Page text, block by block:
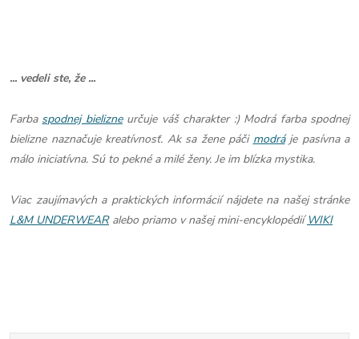
... vedeli ste, že ...
Farba spodnej bielizneurčuje váš charakter :) Modrá farba spodnej
bielizne naznačuje kreatívnosť. Ak sa žene páči modráje pasívna a
málo iniciatívna. Sú to pekné a milé ženy. Je im blízka mystika.
Viac zaujímavých a praktických informácií nájdete na našej stránke
L&M UNDERWEARalebo priamo v našej mini-encyklopédiíWIKI